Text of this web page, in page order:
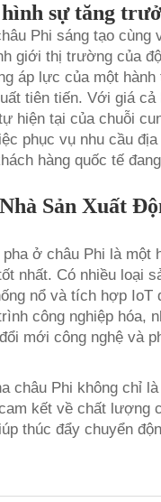
sự tăng
Phi sáng tạo
giới thị trường của
áp lực của một
tiên tiến. Với giá
hiện tại của chuỗi
phục vụ nhu cầu
hàng quốc tế
Sản Xuất
ở châu Phi là một
nhất. Có nhiều loại
nổ và tích hợp IoT
công nghiệp hóa,
mới công nghệ và
châu Phi không chỉ
kết về chất lượng
thúc đẩy chuyển